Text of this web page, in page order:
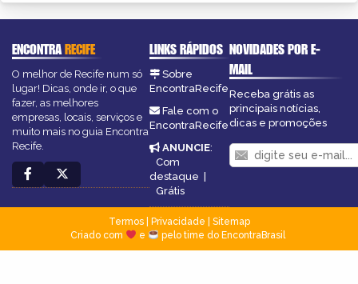
ENCONTRARECIFE
O melhor de Recife num só
lugar! Dicas, onde ir, o que
fazer, as melhores
empresas, locais, serviços e
muito mais no guia Encontra
Recife.
LINKS RÁPIDOS
Sobre
EncontraRecife
Fale com o
EncontraRecife
ANUNCIE:
Com
destaque |
Grátis
NOVIDADES POR E-
MAIL
Receba grátis as
principais notícias,
dicas e promoções
Termos| Privacidade
Sitemap
Criado com
e pelo time do EncontraBrasil